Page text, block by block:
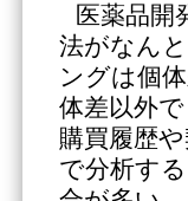
医薬品開
法がなん
ングは個
体差以外
購買履歴
で分析す